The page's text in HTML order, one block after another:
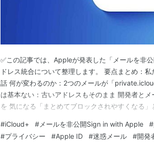
✅この記事では、Appleが発表した「メールを非
ドレス統合について整理します。 要点まとめ：
話 何が変わるのか：2つのメールが「
は基本ない：古いアドレスもそのまま 開発者と
を 気になる「まとめてブロックされやすくなる
ざっている まとめ：今やることはなし、見ておく
となり…
#iCloud+ # メールを非公開Sign in with Apple #
#プライバシー #Apple ID #迷惑メール #開発